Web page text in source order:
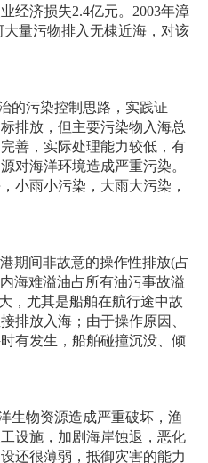
经济损失2.4亿元。 2003年漳
大量污物排入无棣近海，对该
的污染控制思路，实践证
排放，但主要污染物入海总
善，实际处理能力较低，有
对海洋环境造成严重污染。
小雨小污染，大雨大污染，
期间非故意的操作性排放(占
海难溢油占所有油污事故溢
，尤其是船舶在航行途中故
排放入海；由于操作原因、
有发生，船舶碰撞沉没、倾
生物资源造成严重破坏，渔
设施，加剧海岸蚀退，恶化
还很薄弱，抵御灾害的能力